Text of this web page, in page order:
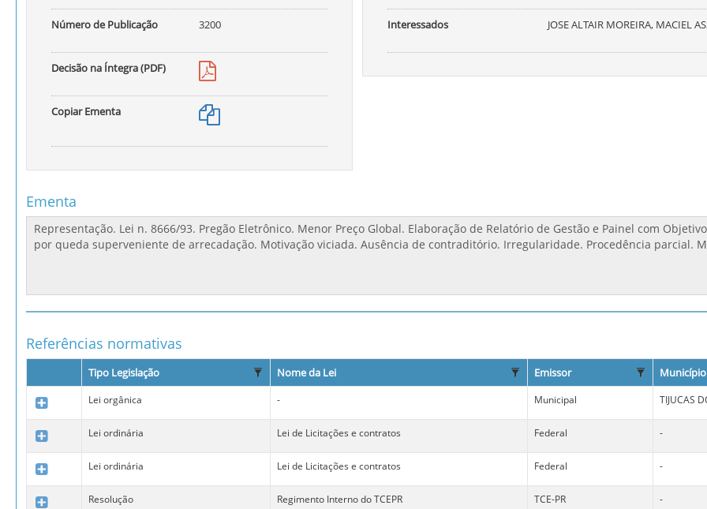
Número de Publicação 3200
Decisão na Íntegra (PDF)
Copiar Ementa
Interessados JOSE ALTAIR MOREIRA, MACIEL
Ementa
Referências normativas
Tipo Legislação Nome da Lei Emissor Município
Lei orgânica - Municipal TIJUCAS
Lei ordinária Lei de Licitações e contratos Federal -
Lei ordinária Lei de Licitações e contratos Federal -
Resolução Regimento Interno do TCEPR TCE-PR -